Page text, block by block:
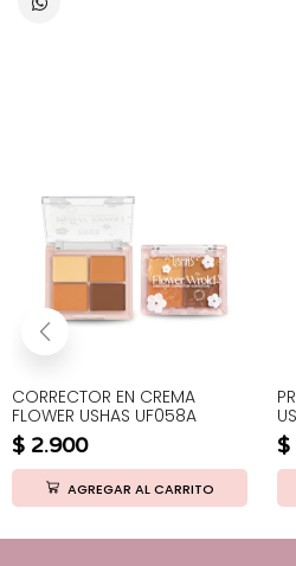
CORRECTOR EN CREMA
FLOWER USHAS UF058A
$ 2.900
AGREGAR AL CARRITO
$